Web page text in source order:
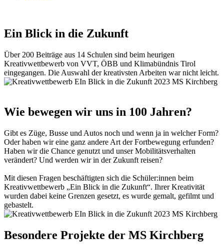
Ein Blick in die Zukunft
Über 200 Beiträge aus 14 Schulen sind beim heurigen
Kreativwettbewerb von VVT, ÖBB und Klimabündnis Tirol
eingegangen. Die Auswahl der kreativsten Arbeiten war nicht leicht.
Wie bewegen wir uns in 100 Jahren?
Gibt es Züge, Busse und Autos noch und wenn ja in welcher Form?
Oder haben wir eine ganz andere Art der Fortbewegung erfunden?
Haben wir die Chance genutzt und unser Mobilitätsverhalten
verändert? Und werden wir in der Zukunft reisen?
Mit diesen Fragen beschäftigten sich die Schüler:innen beim
Kreativwettbewerb „Ein Blick in die Zukunft“. Ihrer Kreativität
wurden dabei keine Grenzen gesetzt, es wurde gemalt, gefilmt und
gebastelt.
Besondere Projekte der MS Kirchberg